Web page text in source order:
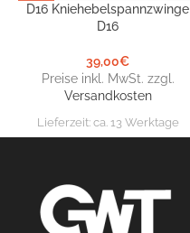
D16 Kniehebelspannzwinge
D16
39,00€
Preise inkl. MwSt. zzgl.
Versandkosten
Lieferzeit: ca. 13 Werktage